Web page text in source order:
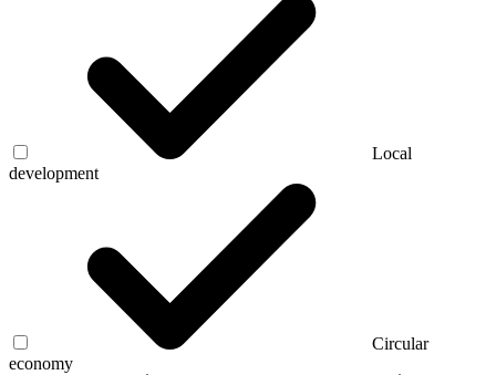
Local
development
Circular
economy